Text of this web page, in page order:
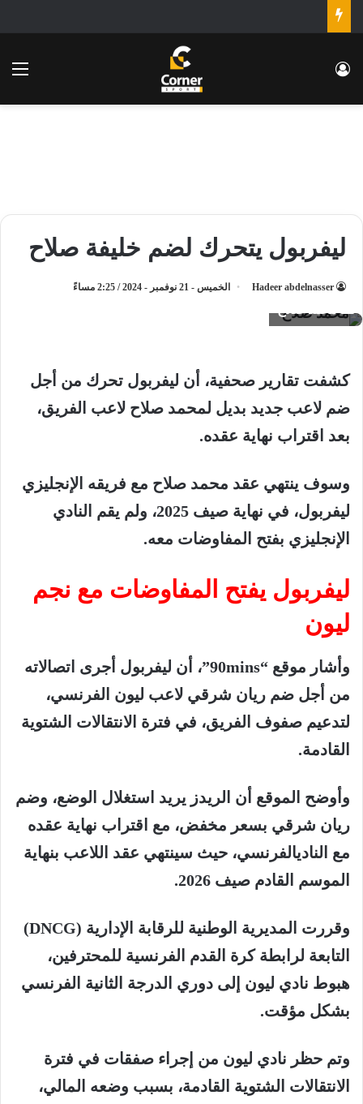
تسجيل الدخول
ليفربول يتحرك لضم خليفة صلاح
Hadeer abdelnasser الخميس - 21 نوفمبر - 2024 / 2:25 مساءً
محمد صلاح
كشفت تقارير صحفية، أن ليفربول تحرك من أجل
ضم لاعب جديد بديل لمحمد صلاح لاعب الفريق،
بعد اقتراب نهاية عقده.
وسوف ينتهي عقد محمد صلاح مع فريقه الإنجليزي
ليفربول، في نهاية صيف ، ولم يقم
النادي
الإنجليزي بفتح المفاوضات معه.
ليفربول يفتح المفاوضات مع نجم
ليون
وأشار موقع “90mins” ، أن ليفربول أجرى اتصالاته
من أجل ضم ريان شرقي لاعب ليون الفرنسي،
لتدعيم صفوف الفريق، في فترة الانتقالات الشتوية
القادمة.
وأوضح الموقع أن الريدز يريد استغلال الوضع، وضم
ريان شرقي بسعر مخفض، مع اقتراب نهاية عقده
مع الناديالفرنسي، حيث سينتهي عقد اللاعب بنهاية
الموسم
القادم صيف
وقررت المديرية الوطنية للرقابة الإدارية (DNCG)
التابعة لرابطة كرة القدم الفرنسية للمحترفين،
هبوط نادي ليون إلى دوري الدرجة الثانية الفرنسي
بشكل مؤقت.
وتم حظر نادي ليون من إجراء صفقات في فترة
الانتقالات الشتوية القادمة، بسبب وضعه المالي،